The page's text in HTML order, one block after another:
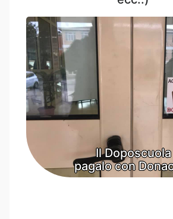
Il Doposcuola
pagalo con Donacod!
Il Doposcuola
pagalo con Donacod!
Il Doposcuola
pagalo con Donacod!